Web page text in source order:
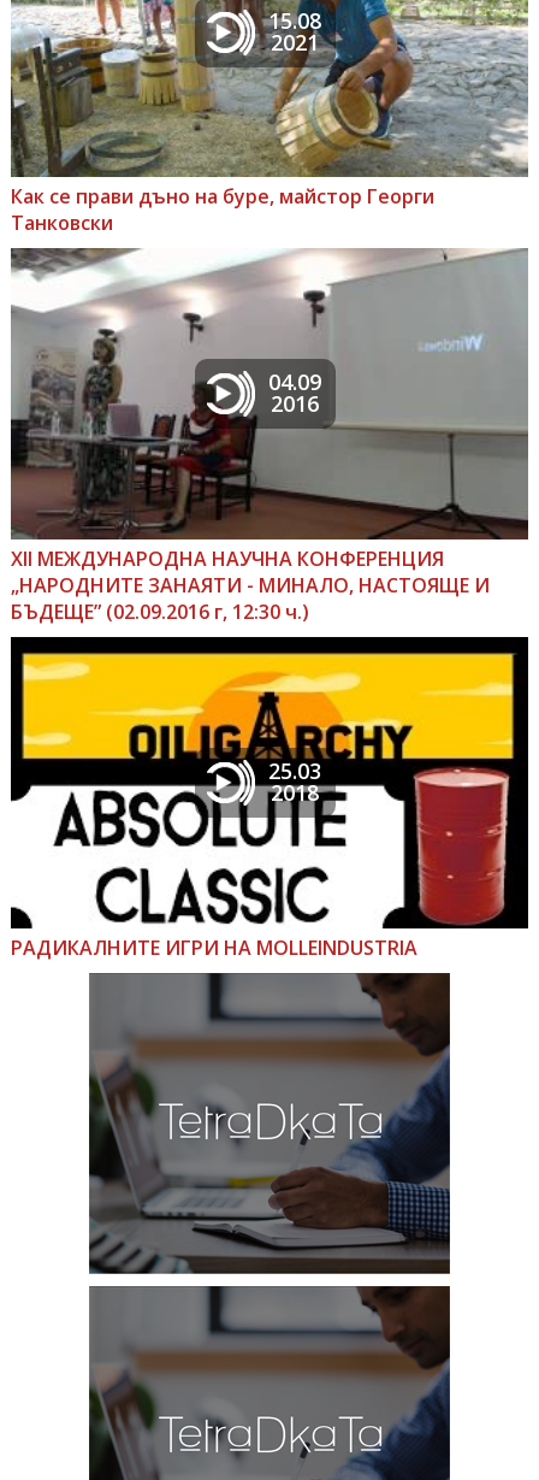
15.08
2021
Как се прави дъно на буре, майстор Георги
Танковски
04.09
2016
ХІІ МЕЖДУНАРОДНА НАУЧНА КОНФЕРЕНЦИЯ
„НАРОДНИТЕ ЗАНАЯТИ - МИНАЛО, НАСТОЯЩЕ И
БЪДЕЩЕ” (02.09.2016 г, 12:30 ч.)
25.03
2018
РАДИКАЛНИТЕ ИГРИ НА MOLLEINDUSTRIA